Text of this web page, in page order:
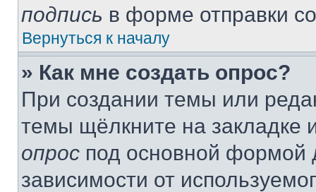
подпись в форме отправки
Вернуться к началу
» Как мне создать опрос?
При создании темы или
темы щёлкните на
опрос под основной формой
зависимости от